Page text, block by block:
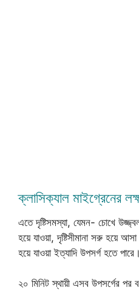
ক্লাসিক্যাল মাইগ্রেনের
এতে দৃষ্টিসমস্যা, যেমন- চোখে
হয়ে যাওয়া, দৃষ্টিসীমানা সরু হয়ে
হয়ে যাওয়া ইত্যাদি উপসর্গ হতে পারে।
২০ মিনিট স্থায়ী এসব উপসর্গের পর